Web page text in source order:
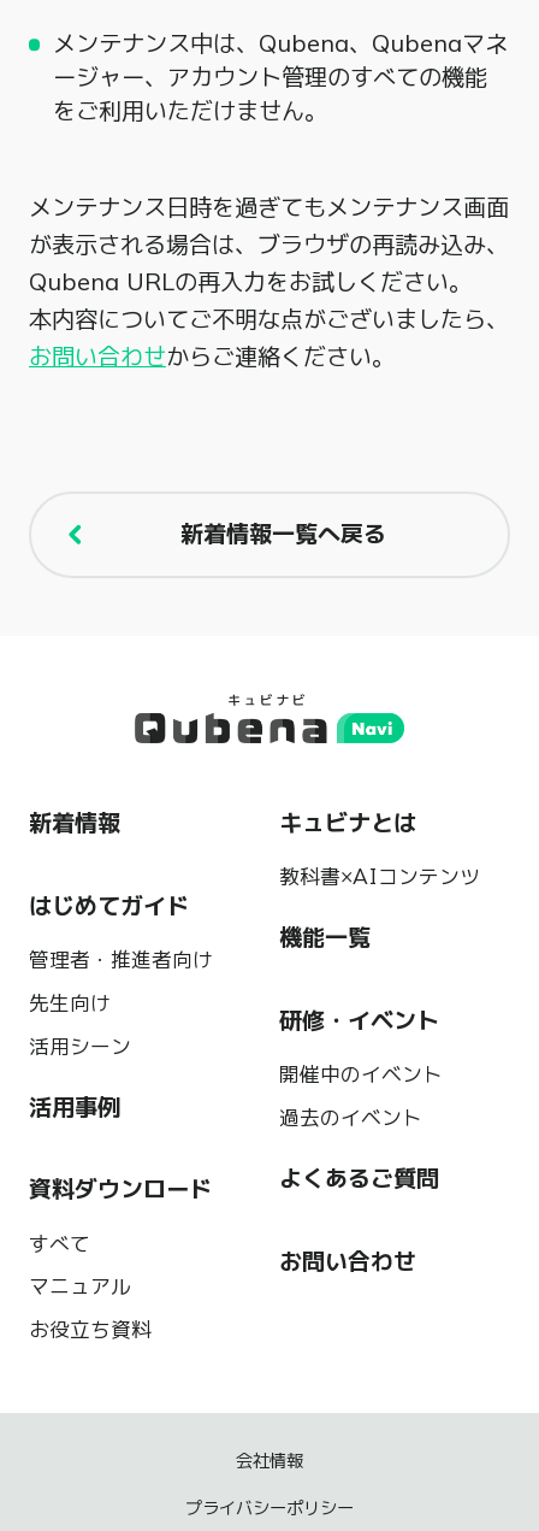
メンテナンス中は、Qubena、Qubenaマネ
ージャー、アカウント管理のすべての機能
をご利用いただけません。
メンテナンス日時を過ぎてもメンテナンス画面
が表示される場合は、ブラウザの再読み込み、
Qubena URLの再入力をお試しください。
本内容についてご不明な点がございましたら、
お問い合わせからご連絡ください。
新着情報一覧へ戻る
新着情報
はじめてガイド
管理者・推進者向け
先生向け
活用シーン
活用事例
資料ダウンロード
すべて
マニュアル
お役立ち資料
キュビナとは
教科書×AIコンテンツ
機能一覧
研修・イベント
開催中のイベント
過去のイベント
よくあるご質問
お問い合わせ
会社情報
プライバシーポリシー